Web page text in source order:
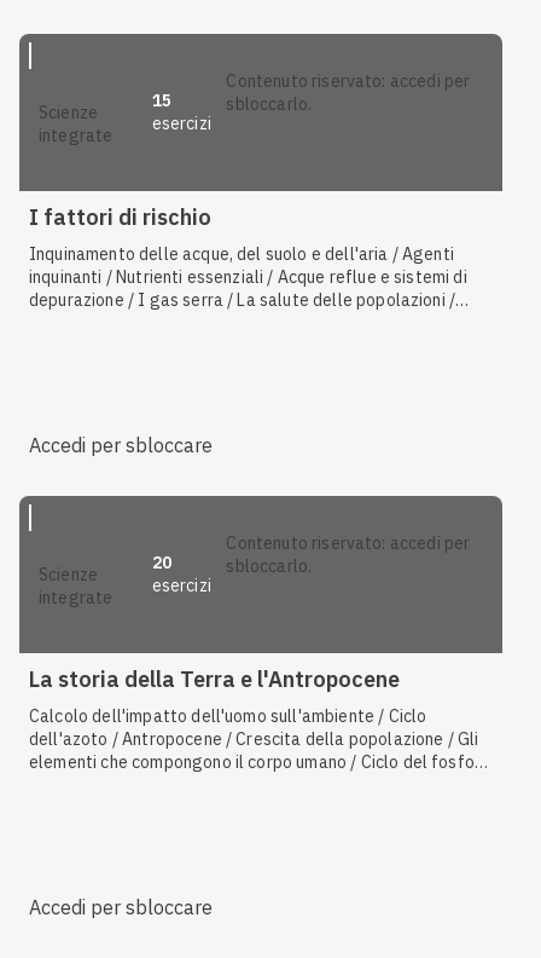
scienze
integrate
15
esercizi
contenuto riservato: accedi per
sbloccarlo.
I fattori di rischio
Inquinamento delle acque, del suolo e dell'aria / Agenti
inquinanti / Nutrienti essenziali / Acque reflue e sistemi di
depurazione / I gas serra / La salute delle popolazioni /
Conseguenze dei cambiamenti climatici / Atmosfera
primordiale
Accedi per sbloccare
scienze
integrate
20
esercizi
contenuto riservato: accedi per
sbloccarlo.
La storia della Terra e l'Antropocene
Calcolo dell'impatto dell'uomo sull'ambiente / Ciclo
dell'azoto / Antropocene / Crescita della popolazione / Gli
elementi che compongono il corpo umano / Ciclo del fosforo
Accedi per sbloccare